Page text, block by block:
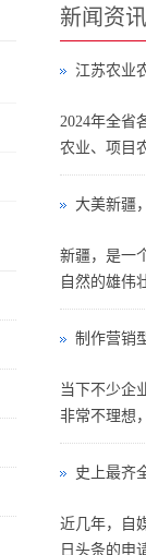
新闻资讯
江苏农业
2024年全省
农业、项目
大美新疆
新疆，是一
自然的雄伟
制作营销
当下不少企
非常不理想
史上最齐
近几年，自
日头条的申